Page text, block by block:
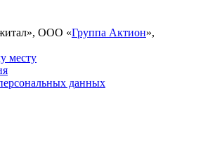
ООО «Группа Актион»,
месту
данных